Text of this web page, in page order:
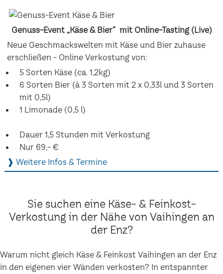
Genuss-Event „Käse & Bier“ mit Online-Tasting (Live)
Neue Geschmackswelten mit Käse und Bier zuhause
erschließen - Online Verkostung von:
5 Sorten Käse (ca. 1,2kg)
6 Sorten Bier (à 3 Sorten mit 2 x 0,33l und 3 Sorten
mit 0,5l)
1 Limonade (0,5 l)
Dauer 1,5 Stunden mit Verkostung
Nur 69,- €
❱ Weitere Infos & Termine
Sie suchen eine Käse- & Feinkost-
Verkostung in der Nähe von Vaihingen an
der Enz?
Warum nicht gleich Käse & Feinkost Vaihingen an der Enz
in den eigenen vier Wänden verkosten? In entspannter